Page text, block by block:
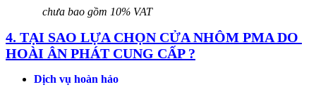
chưa bao gồm 10% VAT
4. TẠI SAO LỰA CHỌN CỬA NHÔM PMA DO
HOÀI ÂN PHÁT CUNG CẤP ?
Dịch vụ hoàn hảo